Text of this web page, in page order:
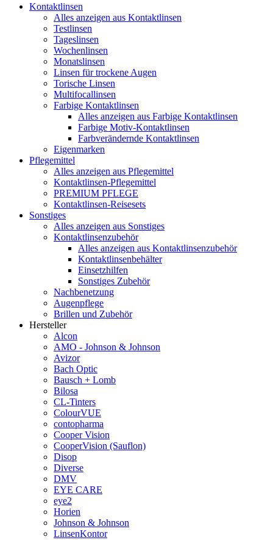
Kontaktlinsen
Alles anzeigen aus Kontaktlinsen
Testlinsen
Tageslinsen
Wochenlinsen
Monatslinsen
Linsen für trockene Augen
Torische Linsen
Multifocallinsen
Farbige Kontaktlinsen
Alles anzeigen aus Farbige Kontaktlinsen
Farbige Motiv-Kontaktlinsen
Farbverändernde Kontaktlinsen
Eigenmarken
Pflegemittel
Alles anzeigen aus Pflegemittel
Kontaktlinsen-Pflegemittel
PREMIUM PFLEGE
Kontaktlinsen-Reisesets
Sonstiges
Alles anzeigen aus Sonstiges
Kontaktlinsenzubehör
Alles anzeigen aus Kontaktlinsenzubehör
Kontaktlinsenbehälter
Einsetzhilfen
Sonstiges Zubehör
Nachbenetzung
Augenpflege
Brillen und Zubehör
Hersteller
Alcon
AMO - Johnson & Johnson
Avizor
Bach Optic
Bausch + Lomb
Bilosa
CL-Tinters
ColourVUE
contopharma
Cooper Vision
CooperVision (Sauflon)
Disop
Diverse
DMV
EYE CARE
eye2
Horien
Johnson & Johnson
LinsenKontor